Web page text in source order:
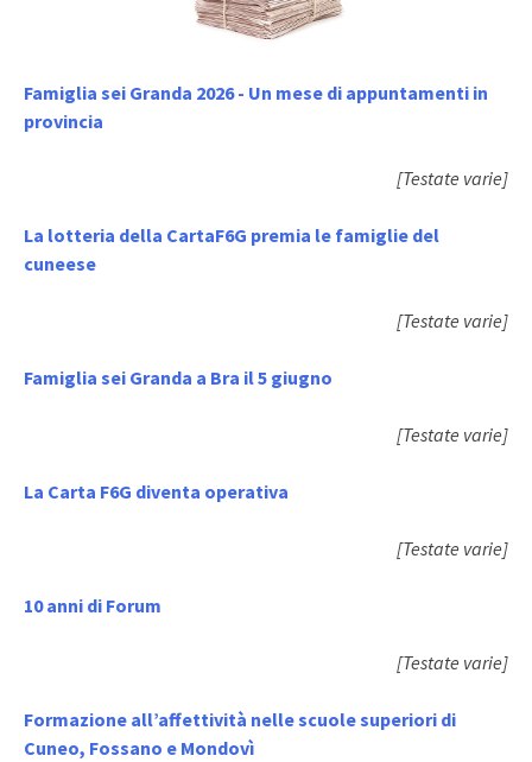
Famiglia sei Granda 2026 - Un mese di appuntamenti in
provincia
[Testate varie]
La lotteria della CartaF6G premia le famiglie del
cuneese
[Testate varie]
Famiglia sei Granda a Bra il 5 giugno
[Testate varie]
La Carta F6G diventa operativa
[Testate varie]
10 anni di Forum
[Testate varie]
Formazione all’affettività nelle scuole superiori di
Cuneo, Fossano e Mondovì